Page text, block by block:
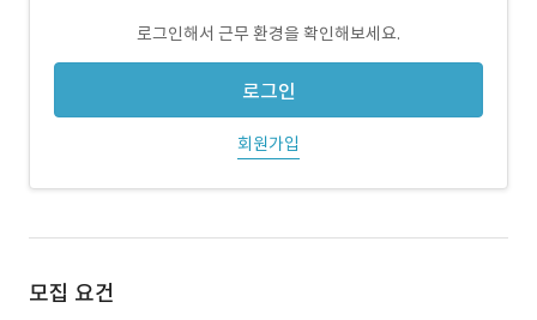
로그인해서 근무 환경을 확인해보세요.
로그인
회원가입
모집 요건